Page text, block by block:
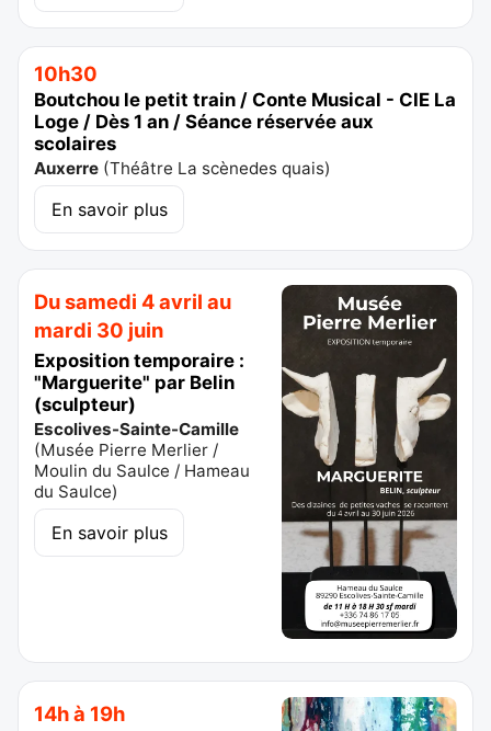
10h30
Boutchou le petit train / Conte Musical - CIE La
Loge / Dès 1 an / Séance réservée aux
scolaires
Auxerre (Théâtre La scènedes quais)
En savoir plus
Du samedi 4 avril au
mardi 30 juin
Exposition temporaire :
"Marguerite" par Belin
(sculpteur)
Escolives-Sainte-Camille
(Musée Pierre Merlier /
Moulin du Saulce / Hameau
du Saulce)
En savoir plus
14h à 19h